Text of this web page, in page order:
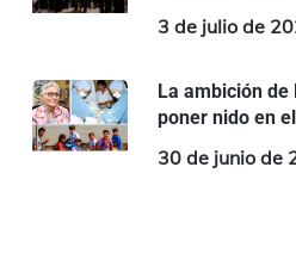
3 de julio de
La ambición
poner nido en
30 de junio de